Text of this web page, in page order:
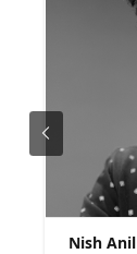
Nish Anil